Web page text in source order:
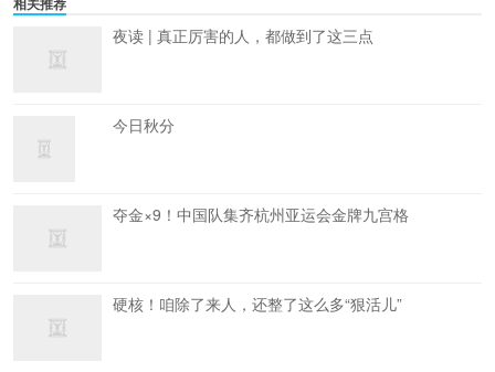
夜读 | 真正厉害的人，都做到了这三点
今日秋分
夺金×9！中国队集齐杭州亚运会金牌九宫格
硬核！咱除了来人，还整了这么多“狠活儿”